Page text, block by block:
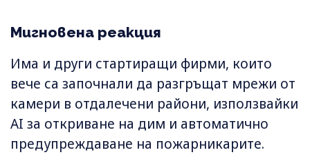
Мигновена реакция
Има и други стартиращи фирми, които
вече са започнали да разгръщат мрежи от
камери в отдалечени райони, използвайки
AI за откриване на дим и автоматично
предупреждаване на пожарникарите.